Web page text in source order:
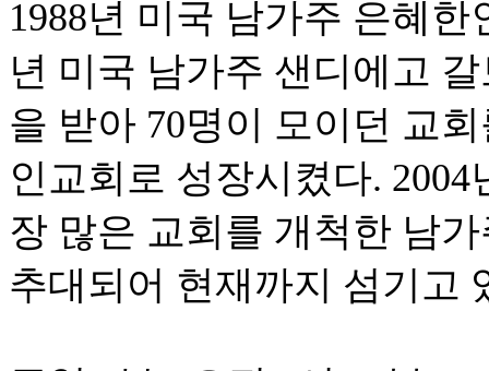
1988년 미국 남가주 은혜
년 미국 남가주 샌디에고
을 받아 70명이 모이던 교
인교회로 성장시켰다.
장 많은 교회를 개척한 남
추대되어 현재까지 섬기고